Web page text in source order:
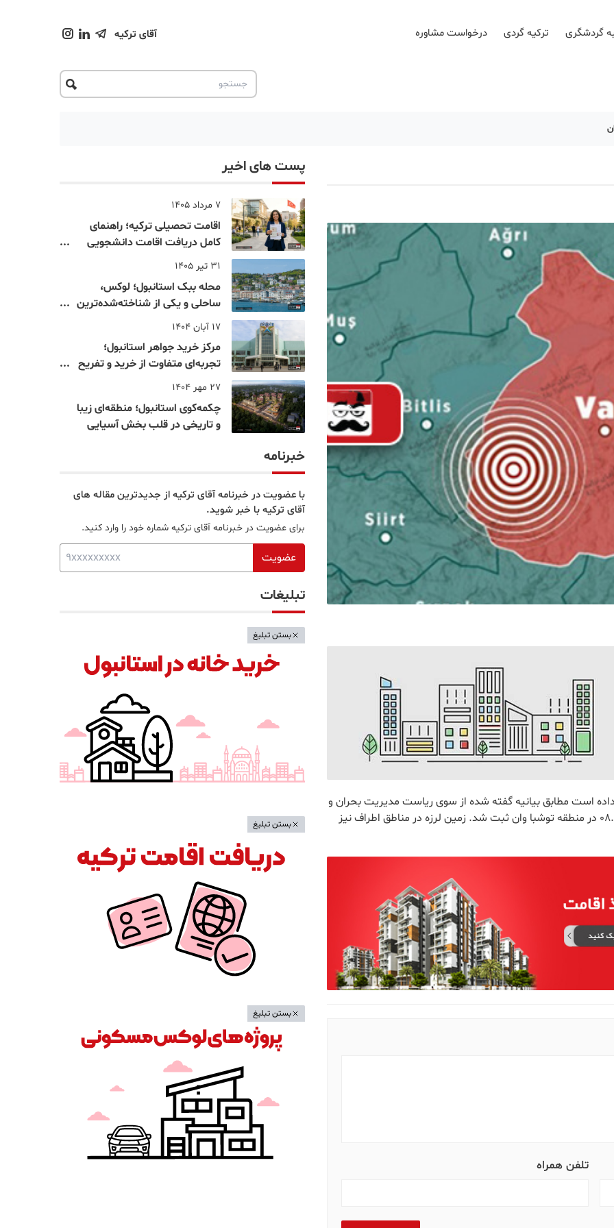
گردشگری ترکیه گردی درخواست مشاوره آقای ترکیه
توشبا وان رخ داده است مطابق بیانیه گفته شده از سوی ریاست مدیریت بحران و
فاجعه (AFAD) ، یک لرزش به بزرگی 4.7 ریشتر ساعت 08.44 در منطقه توشبا وان ثبت شد. زمین لرزه در مناطق اطراف نيز
تلفن همراه
پست های اخیر
7 مرداد 1405
اقامت تحصیلی ترکیه؛ راهنمای
کامل دریافت اقامت دانشجویی
ترکیه در سال ۲۰۲۶
31 تیر 1405
محله ببک استانبول؛ لوکس،
ساحلی و یکی از شناخته‌شده‌ترین
نقاط بسفر
17 آبان 1404
مرکز خرید جواهر استانبول؛
تجربه‌ای متفاوت از خرید و تفریح
در قلب استانبول
27 مهر 1404
چکمه‌کوی استانبول؛ منطقه‌ای زیبا
و تاریخی در قلب بخش آسیایی
خبرنامه
با عضویت در خبرنامه آقای ترکیه از جدیدترین مقاله های
آقای ترکیه با خبر شوید.
برای عضویت در خبرنامه آقای ترکیه شماره خود را وارد کنید.
عضویت
تبلیغات
بستن تبلیغ
بستن تبلیغ
بستن تبلیغ